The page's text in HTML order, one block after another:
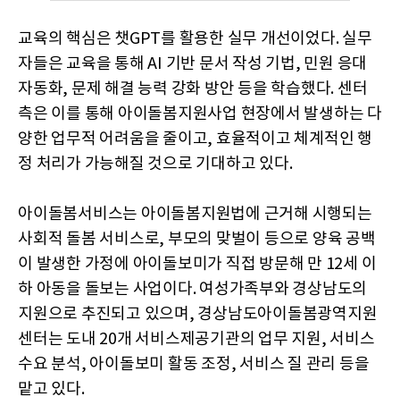
교육의 핵심은 챗GPT를 활용한 실무 개선이었다. 실무
자들은 교육을 통해 AI 기반 문서 작성 기법, 민원 응대
자동화, 문제 해결 능력 강화 방안 등을 학습했다. 센터
측은 이를 통해 아이돌봄지원사업 현장에서 발생하는 다
양한 업무적 어려움을 줄이고, 효율적이고 체계적인 행
정 처리가 가능해질 것으로 기대하고 있다.
아이돌봄서비스는 아이돌봄지원법에 근거해 시행되는
사회적 돌봄 서비스로, 부모의 맞벌이 등으로 양육 공백
이 발생한 가정에 아이돌보미가 직접 방문해 만 12세 이
하 아동을 돌보는 사업이다. 여성가족부와 경상남도의
지원으로 추진되고 있으며, 경상남도아이돌봄광역지원
센터는 도내 20개 서비스제공기관의 업무 지원, 서비스
수요 분석, 아이돌보미 활동 조정, 서비스 질 관리 등을
맡고 있다.